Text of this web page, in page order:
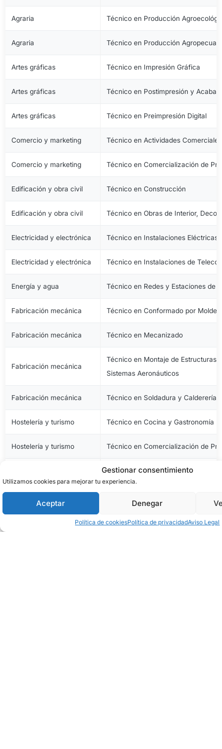
Gestionar consentimiento
Utilizamos cookies para mejorar tu experiencia.
Aceptar Denegar
Política de cookiesPolítica de privacidadAviso Legal
Agraria Técnico en Producción
Agraria Técnico en Producción
Artes gráficas Técnico en Impresión Gráfica
Artes gráficas Técnico en Postimpresión y
Artes gráficas Técnico en Preimpresión Digital
Comercio y marketing Técnico en Actividades Comerciales
Comercio y marketing Técnico en Comercialización de
Edificación y obra civil Técnico en Construcción
Edificación y obra civil Técnico en Obras de Interior,
Electricidad y electrónica Técnico en Instalaciones Eléctricas
Electricidad y electrónica Técnico en Instalaciones de
Energía y agua Técnico en Redes y Estaciones de
Fabricación mecánica Técnico en Conformado por
Fabricación mecánica Técnico en Mecanizado
Fabricación mecánica
Técnico en Montaje de Estructuras
Sistemas Aeronáuticos
Fabricación mecánica Técnico en Soldadura y Calderería
Hostelería y turismo Técnico en Cocina y Gastronomía
Hostelería y turismo Técnico en Comercialización de
Técnico en Servicios en
Imagen personal
Técnico en Peluquería y Cosmética